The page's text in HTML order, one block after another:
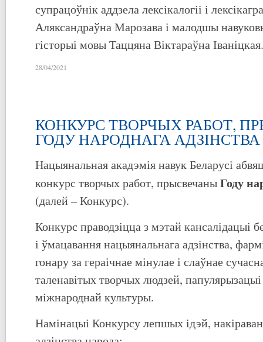
супрацоўнік аддзела лексікалогіі і
Аляксандраўна Марозава і малодшы
гісторыі мовы Таццяна Віктараўна Іваніцкая.
28/04/2021
КОНКУРС ТВОРЧЫХ РАБОТ,
ГОДУ НАРОДНАГА АДЗІНСТВА
Нацыянальная акадэмія навук Беларусі
конкурс творчых работ, прысвечаныГоду
(далей – Конкурс).
Конкурс праводзіцца з мэтай кансалідацыі
і ўмацавання нацыянальнага адзінства,
гонару за гераічнае мінулае і слаўнае
таленавітых творчых людзей,
міжнароднай культуры.
Намінацыі Конкурсу лепшых ідэй,